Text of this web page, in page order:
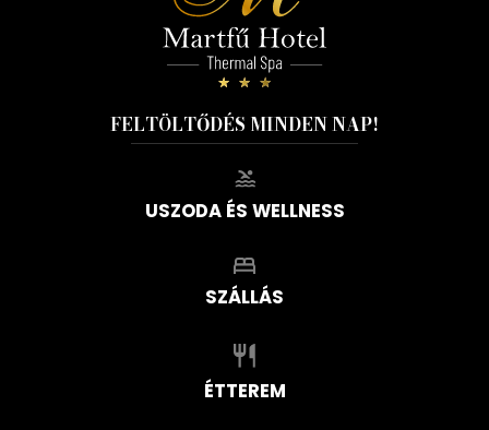
FELTÖLTŐDÉS MINDEN NAP!
USZODA ÉS WELLNESS
SZÁLLÁS
ÉTTEREM